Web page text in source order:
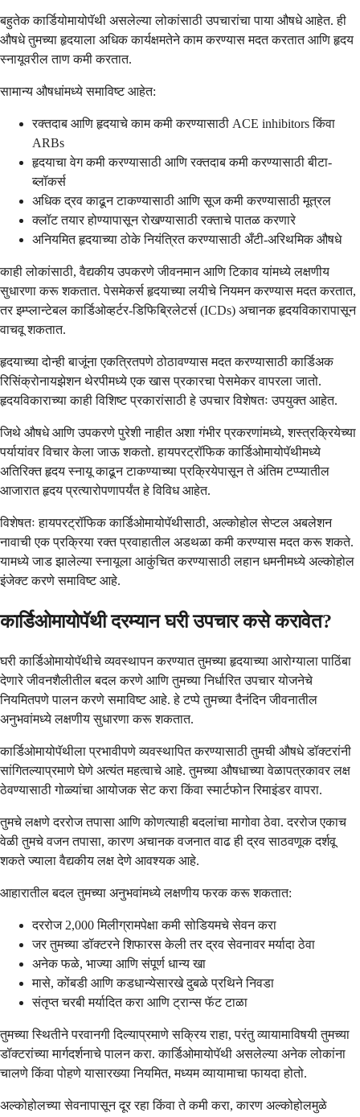
बहुतेक कार्डियोमायोपॅथी असलेल्या लोकांसाठी उपचारांचा पाया औषधे आहेत. ही
औषधे तुमच्या हृदयाला अधिक कार्यक्षमतेने काम करण्यास मदत करतात आणि हृदय
स्नायूवरील ताण कमी करतात.
सामान्य औषधांमध्ये समाविष्ट आहेत:
रक्तदाब आणि हृदयाचे काम कमी करण्यासाठी ACE inhibitors किंवा
ARBs
हृदयाचा वेग कमी करण्यासाठी आणि रक्तदाब कमी करण्यासाठी बीटा-
ब्लॉकर्स
अधिक द्रव काढून टाकण्यासाठी आणि सूज कमी करण्यासाठी मूत्रल
क्लॉट तयार होण्यापासून रोखण्यासाठी रक्ताचे पातळ करणारे
अनियमित हृदयाच्या ठोके नियंत्रित करण्यासाठी अँटी-अरिथमिक औषधे
काही लोकांसाठी, वैद्यकीय उपकरणे जीवनमान आणि टिकाव यांमध्ये लक्षणीय
सुधारणा करू शकतात. पेसमेकर्स हृदयाच्या लयीचे नियमन करण्यास मदत करतात,
तर इम्प्लान्टेबल कार्डिओव्हर्टर-डिफिब्रिलेटर्स (ICDs) अचानक हृदयविकारापासून
वाचवू शकतात.
हृदयाच्या दोन्ही बाजूंना एकत्रितपणे ठोठावण्यास मदत करण्यासाठी कार्डिअक
रिसिंक्रोनायझेशन थेरपीमध्ये एक खास प्रकारचा पेसमेकर वापरला जातो.
हृदयविकाराच्या काही विशिष्ट प्रकारांसाठी हे उपचार विशेषतः उपयुक्त आहेत.
जिथे औषधे आणि उपकरणे पुरेशी नाहीत अशा गंभीर प्रकरणांमध्ये, शस्त्रक्रियेच्या
पर्यायांवर विचार केला जाऊ शकतो. हायपरट्रॉफिक कार्डिओमायोपॅथीमध्ये
अतिरिक्त हृदय स्नायू काढून टाकण्याच्या प्रक्रियेपासून ते अंतिम टप्प्यातील
आजारात हृदय प्रत्यारोपणापर्यंत हे विविध आहेत.
विशेषतः हायपरट्रॉफिक कार्डिओमायोपॅथीसाठी, अल्कोहोल सेप्टल अबलेशन
नावाची एक प्रक्रिया रक्त प्रवाहातील अडथळा कमी करण्यास मदत करू शकते.
यामध्ये जाड झालेल्या स्नायूला आकुंचित करण्यासाठी लहान धमनीमध्ये अल्कोहोल
इंजेक्ट करणे समाविष्ट आहे.
कार्डिओमायोपॅथी दरम्यान घरी उपचार कसे करावेत?
घरी कार्डिओमायोपॅथीचे व्यवस्थापन करण्यात तुमच्या हृदयाच्या आरोग्याला पाठिंबा
देणारे जीवनशैलीतील बदल करणे आणि तुमच्या निर्धारित उपचार योजनेचे
नियमितपणे पालन करणे समाविष्ट आहे. हे टप्पे तुमच्या दैनंदिन जीवनातील
अनुभवांमध्ये लक्षणीय सुधारणा करू शकतात.
कार्डिओमायोपॅथीला प्रभावीपणे व्यवस्थापित करण्यासाठी तुमची औषधे डॉक्टरांनी
सांगितल्याप्रमाणे घेणे अत्यंत महत्वाचे आहे. तुमच्या औषधाच्या वेळापत्रकावर लक्ष
ठेवण्यासाठी गोळ्यांचा आयोजक सेट करा किंवा स्मार्टफोन रिमाइंडर वापरा.
तुमचे लक्षणे दररोज तपासा आणि कोणत्याही बदलांचा मागोवा ठेवा. दररोज एकाच
वेळी तुमचे वजन तपासा, कारण अचानक वजनात वाढ ही द्रव साठवणूक दर्शवू
शकते ज्याला वैद्यकीय लक्ष देणे आवश्यक आहे.
आहारातील बदल तुमच्या अनुभवांमध्ये लक्षणीय फरक करू शकतात:
दररोज 2,000 मिलीग्रामपेक्षा कमी सोडियमचे सेवन करा
जर तुमच्या डॉक्टरने शिफारस केली तर द्रव सेवनावर मर्यादा ठेवा
अनेक फळे, भाज्या आणि संपूर्ण धान्य खा
मासे, कोंबडी आणि कडधान्येसारखे दुबळे प्रथिने निवडा
संतृप्त चरबी मर्यादित करा आणि ट्रान्स फॅट टाळा
तुमच्या स्थितीने परवानगी दिल्याप्रमाणे सक्रिय राहा, परंतु व्यायामाविषयी तुमच्या
डॉक्टरांच्या मार्गदर्शनाचे पालन करा. कार्डिओमायोपॅथी असलेल्या अनेक लोकांना
चालणे किंवा पोहणे यासारख्या नियमित, मध्यम व्यायामाचा फायदा होतो.
अल्कोहोलच्या सेवनापासून दूर रहा किंवा ते कमी करा, कारण अल्कोहोलमुळे